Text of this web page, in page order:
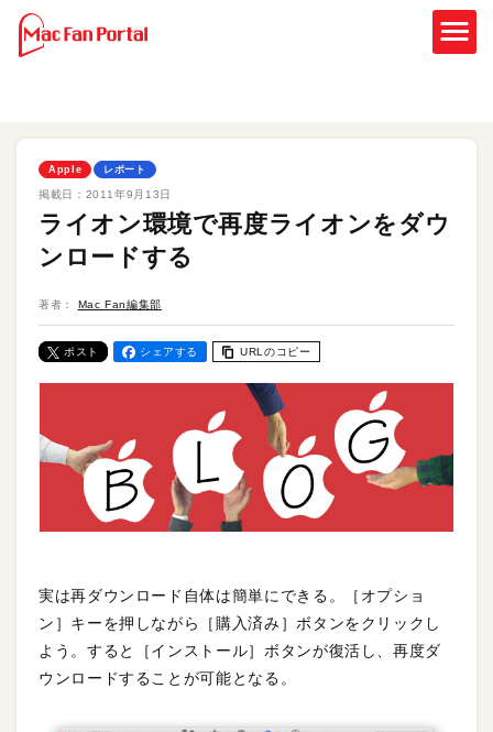
Apple レポート
掲載日： 2011年9月13日
ライオン環境で再度ライオンをダウ
ンロードする
著者： Mac Fan編集部
ポスト シェアする URLのコピー
実は再ダウンロード自体は簡単にできる。［オプショ
ン］キーを押しながら［購入済み］ボタンをクリックし
よう。すると［インストール］ボタンが復活し、再度ダ
ウンロードすることが可能となる。